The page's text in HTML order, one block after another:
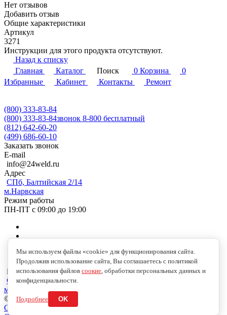
Нет отзывов
Добавить отзыв
Общие характеристики
Артикул
3271
Инструкции для этого продукта отсутствуют.
Назад к списку
Главная
Каталог Поиск 0 Корзина
0
Избранные
Кабинет Контакты Ремонт
(800) 333-83-84
(800) 333-83-84звонок 8-800 бесплатный
(812) 642-60-20
(499) 686-60-10
Заказать звонок
E-mail
info@24weld.ru
Адрес
СПб, Балтийская 2/14
м.Нарвская
Режим работы
ПН-ПТ с 09:00 до 19:00
info@24weld.ru
СПб, Балтийская 2/14
м.Нарвская
© 2026 Copyright © 2009-2026 //24WELD.RU//СВАРКА24//
Обработка персональных данных
Мы используем файлы «cookie» для функционирования сайта.
Продолжив использование сайта, Вы соглашаетесь с политикой
использования файлов соокие, обработки персональных данных и
конфиденциальности.
Подробнее OK